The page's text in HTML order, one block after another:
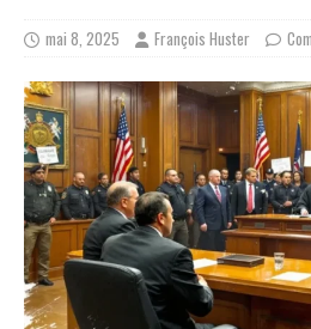
mai 8, 2025 François Huster